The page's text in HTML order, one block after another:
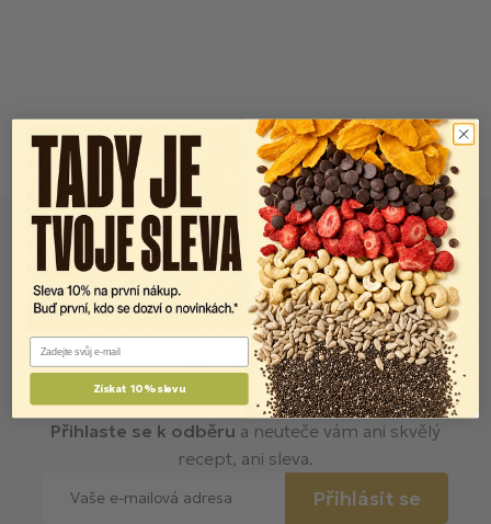
Newsletter
FITlettery do vaší schránky.
Přihlaste se k odběru a neuteče vám ani skvělý
recept, ani sleva.
Přihlásit se
Email
Získat 10% slevu